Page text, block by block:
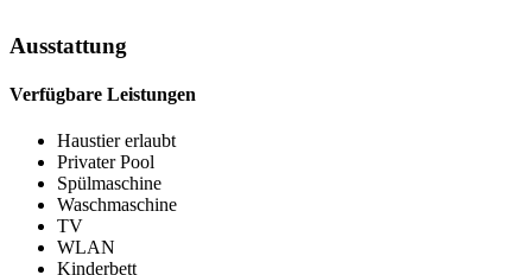
Ausstattung
Verfügbare Leistungen
Haustier erlaubt
Privater Pool
Spülmaschine
Waschmaschine
TV
WLAN
Kinderbett